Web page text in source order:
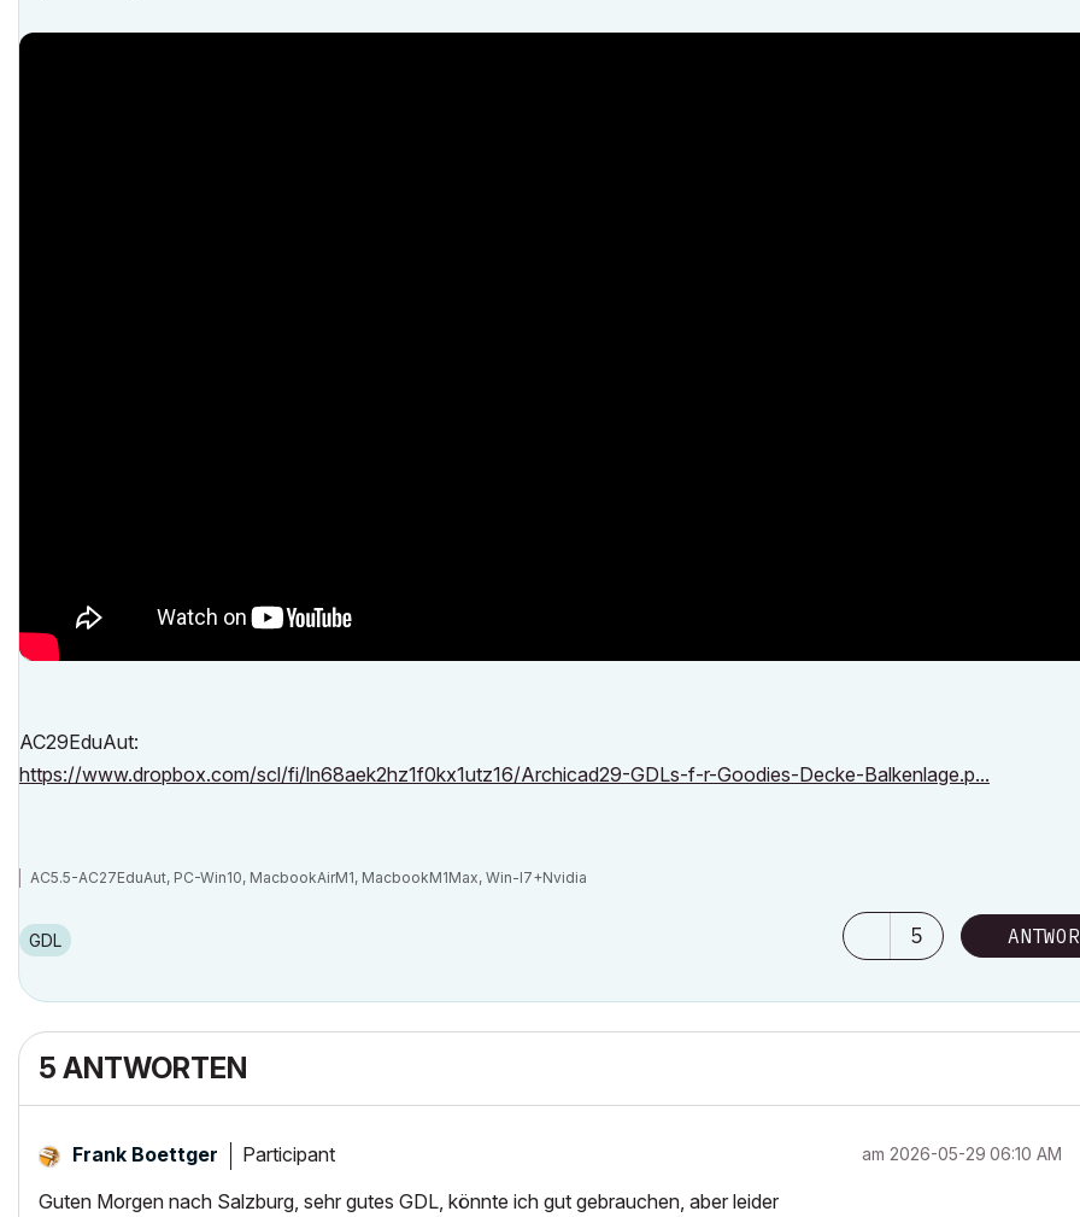
AC29EduAut:
https://www.dropbox.com/scl/fi/ln68aek2hz1f0kx1utz16/Archicad29-GDLs-f-r-Goodies-Decke-Balkenlage.p...
AC5.5-AC27EduAut, PC-Win10, MacbookAirM1, MacbookM1Max, Win-I7+Nvidia
GDL 5
5 ANTWORTEN
Frank Boettger Participant am ‎2026-05-29 06:10 AM
Guten Morgen nach Salzburg, sehr gutes GDL, könnte ich gut gebrauchen, aber leider